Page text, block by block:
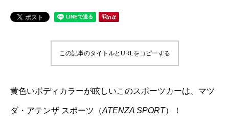
この記事のタイトルとURLをコピーする
黄色いボディカラーが眩しいこのスポーツカーは、マツ
ダ・アテンザ スポーツ（ATENZA SPORT）！